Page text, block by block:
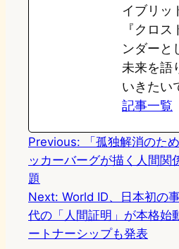
イブリッ
『クロ
ンダーと
未来を語
いきたい
記事一覧
Previous:
「孤独解消のた
ッカーバーグが描く人間関
題
Next: World ID、日本初の
代の「人間証明」が本格始
ートナーシップも発表